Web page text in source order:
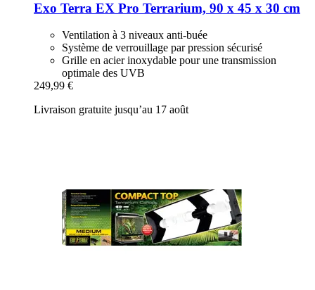
Exo Terra EX Pro Terrarium, 90 x 45 x 30 cm
Ventilation à 3 niveaux anti-buée
Système de verrouillage par pression sécurisé
Grille en acier inoxydable pour une transmission
optimale des UVB
249,99 €
Livraison gratuite jusqu’au 17 août